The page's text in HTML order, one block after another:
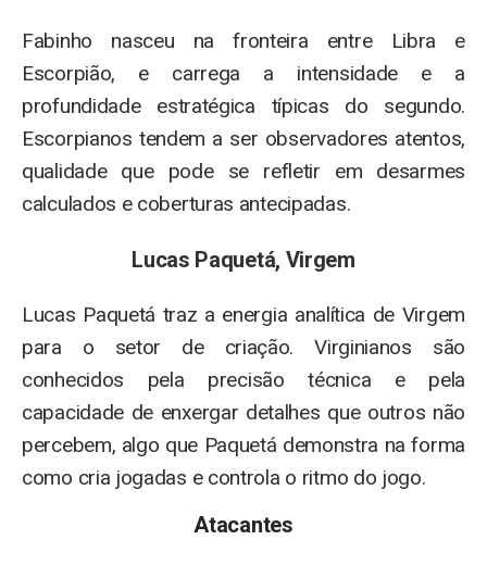
Fabinho nasceu na fronteira entre Libra e
Escorpião, e carrega a intensidade e a
profundidade estratégica típicas do segundo.
Escorpianos tendem a ser observadores atentos,
qualidade que pode se refletir em desarmes
calculados e coberturas antecipadas.
Lucas Paquetá, Virgem
Lucas Paquetá traz a energia analítica de Virgem
para o setor de criação. Virginianos são
conhecidos pela precisão técnica e pela
capacidade de enxergar detalhes que outros não
percebem, algo que Paquetá demonstra na forma
como cria jogadas e controla o ritmo do jogo.
Atacantes